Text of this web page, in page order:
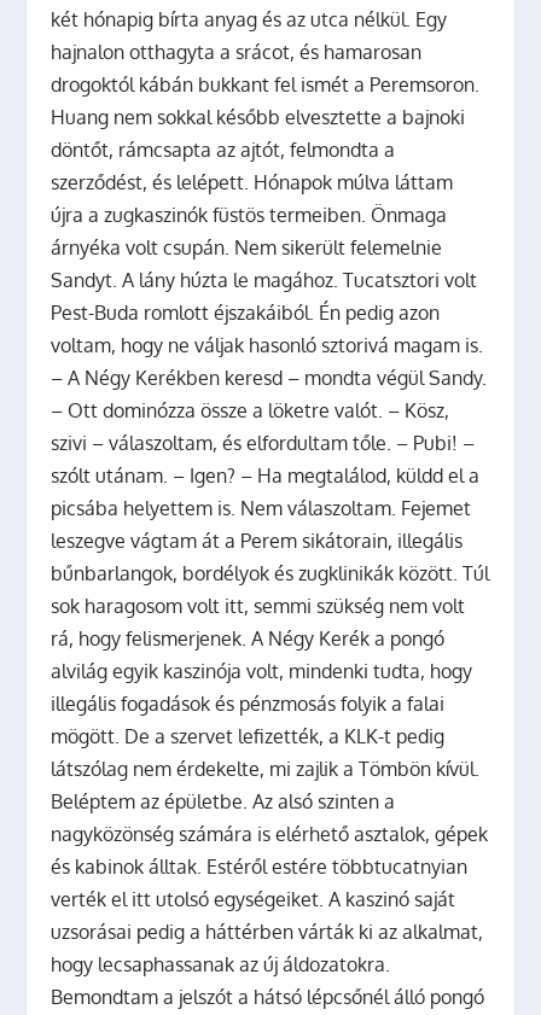
két hónapig bírta anyag és az utca nélkül. Egy
hajnalon otthagyta a srácot, és hamarosan
drogoktól kábán bukkant fel ismét a Peremsoron.
Huang nem sokkal később elvesztette a bajnoki
döntőt, rámcsapta az ajtót, felmondta a
szerződést, és lelépett. Hónapok múlva láttam
újra a zugkaszinók füstös termeiben. Önmaga
árnyéka volt csupán. Nem sikerült felemelnie
Sandyt. A lány húzta le magához. Tucatsztori volt
Pest-Buda romlott éjszakáiból. Én pedig azon
voltam, hogy ne váljak hasonló sztorivá magam is.
– A Négy Kerékben keresd – mondta végül Sandy.
– Ott dominózza össze a löketre valót. – Kösz,
szivi – válaszoltam, és elfordultam tőle. – Pubi! –
szólt utánam. – Igen? – Ha megtalálod, küldd el a
picsába helyettem is. Nem válaszoltam. Fejemet
leszegve vágtam át a Perem sikátorain, illegális
bűnbarlangok, bordélyok és zugklinikák között. Túl
sok haragosom volt itt, semmi szükség nem volt
rá, hogy felismerjenek. A Négy Kerék a pongó
alvilág egyik kaszinója volt, mindenki tudta, hogy
illegális fogadások és pénzmosás folyik a falai
mögött. De a szervet lefizették, a KLK-t pedig
látszólag nem érdekelte, mi zajlik a Tömbön kívül.
Beléptem az épületbe. Az alsó szinten a
nagyközönség számára is elérhető asztalok, gépek
és kabinok álltak. Estéről estére többtucatnyian
verték el itt utolsó egységeiket. A kaszinó saját
uzsorásai pedig a háttérben várták ki az alkalmat,
hogy lecsaphassanak az új áldozatokra.
Bemondtam a jelszót a hátsó lépcsőnél álló pongó